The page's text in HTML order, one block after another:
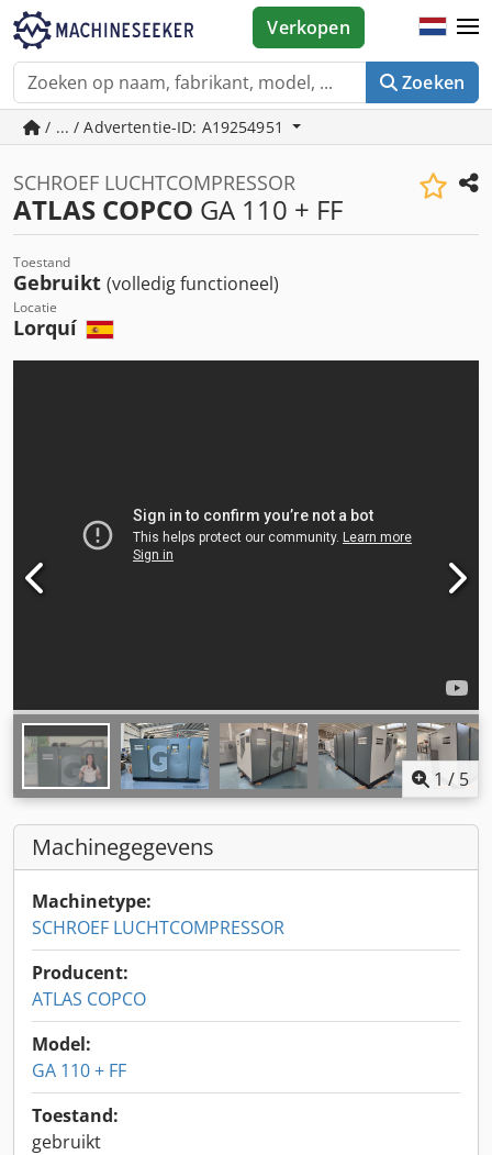
Zoeken
Verkopen
/ ... / Advertentie-ID: A19254951
SCHROEF LUCHTCOMPRESSOR
ATLAS COPCO GA 110 + FF
Toestand
Gebruikt (volledig functioneel)
Locatie
Lorquí
1 / 5
Machinegegevens
Machinetype:
SCHROEF LUCHTCOMPRESSOR
Producent:
ATLAS COPCO
Model:
GA 110 + FF
Toestand:
gebruikt